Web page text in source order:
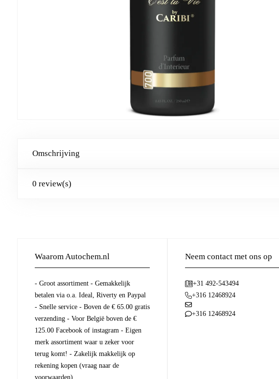
Omschrijving
0 review(s)
Waarom Autochem.nl
- Groot assortiment - Gemakkelijk
betalen via o.a. Ideal, Riverty en Paypal
- Snelle service - Boven de € 65.00 gratis
verzending - Voor België boven de €
125.00 Facebook of instagram - Eigen
merk assortiment waar u zeker voor
terug komt! - Zakelijk makkelijk op
rekening kopen (vraag naar de
voorwaarden)
Neem contact met ons op
+31 492-543494
+316 12468924
+316 12468924